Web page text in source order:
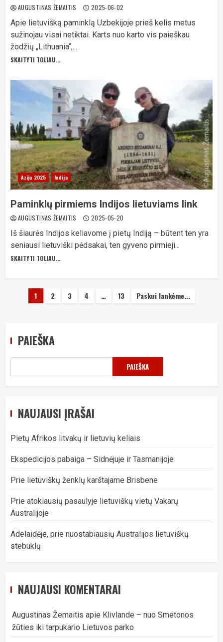
AUGUSTINAS ŽEMAITIS 2025-06-02
Apie lietuvišką paminklą Uzbekijoje prieš kelis metus
sužinojau visai netiktai. Karts nuo karto vis paieškau
žodžių „Lithuania“,...
SKAITYTI TOLIAU...
Azija 2025 Indija
Paminklų pirmiems Indijos lietuviams link
AUGUSTINAS ŽEMAITIS 2025-05-20
Iš šiaurės Indijos keliavome į pietų Indiją – būtent ten yra
seniausi lietuviški pėdsakai, ten gyveno pirmieji...
SKAITYTI TOLIAU...
Įrašų
1 2 3 4 … 13 Paskui lankėme...
PAIEŠKA
PAIEŠKA
NAUJAUSI ĮRAŠAI
Pietų Afrikos litvakų ir lietuvių keliais
Ekspedicijos pabaiga – Sidnėjuje ir Tasmanijoje
Prie lietuviškų ženklų karštajame Brisbene
Prie atokiausių pasaulyje lietuviškų vietų Vakarų
Australijoje
Adelaidėje, prie nuostabiausių Australijos lietuviškų
stebuklų
NAUJAUSI KOMENTARAI
Augustinas Žemaitis apie Klivlande – nuo Smetonos
žūties iki tarpukario Lietuvos parko